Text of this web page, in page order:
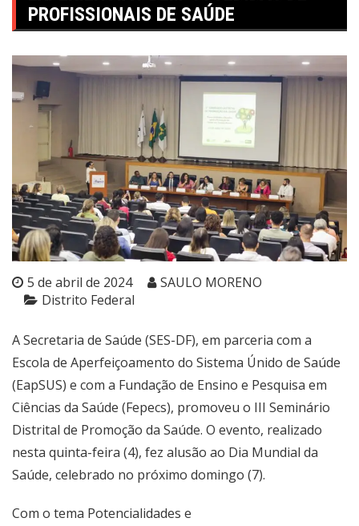
PROFISSIONAIS DE SAÚDE
5 de abril de 2024
SAULO MORENO
Distrito Federal
A Secretaria de Saúde (SES-DF), em parceria com a
Escola de Aperfeiçoamento do Sistema Únido de Saúde
(EapSUS) e com a Fundação de Ensino e Pesquisa em
Ciências da Saúde (Fepecs), promoveu o III Seminário
Distrital de Promoção da Saúde. O evento, realizado
nesta quinta-feira (4), fez alusão ao Dia Mundial da
Saúde, celebrado no próximo domingo (7).
Com o tema Potencialidades e